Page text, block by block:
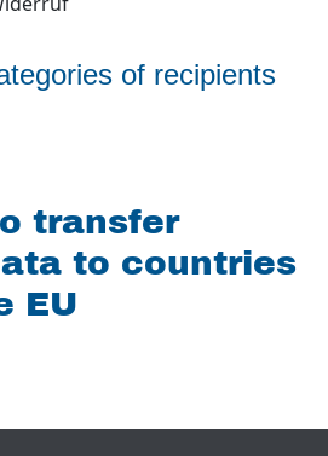
of recipients
transfer
to countries
EU